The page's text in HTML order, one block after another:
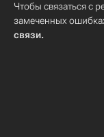
Чтобы связаться с
замеченных
связи.